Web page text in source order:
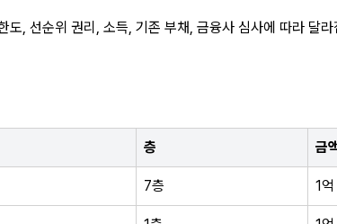
도, 선순위 권리, 소득, 기존 부채, 금융사 심사에 따라 달라
층 금
7층 1